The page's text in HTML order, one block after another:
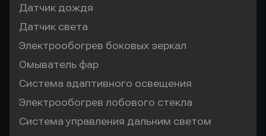
Датчик дождя
Датчик света
Электрообогрев боковых зеркал
Омыватель фар
Система адаптивного освещения
Электрообогрев лобового стекла
Система управления дальним светом